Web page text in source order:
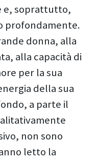
e, soprattutto,
profondamente.
donna, alla
alla capacità di
per la sua
della sua
a parte il
non sono
letto la